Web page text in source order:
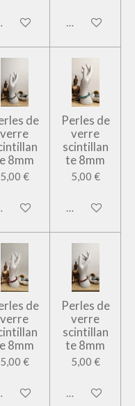
au panierAjouter au
de
verre
8mm
5,00 €
au panier
Perles de
verre
scintillan
te 8mm
5,00 €
Ajouter au
de
verre
8mm
5,00 €
au panier
Perles de
verre
scintillan
te 8mm
5,00 €
Ajouter au